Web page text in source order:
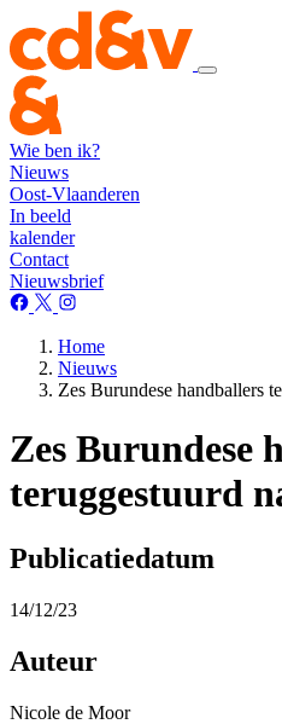
Wie ben ik?
Nieuws
Oost-Vlaanderen
In beeld
kalender
Contact
Nieuwsbrief
Home
Nieuws
Zes Burundese handballers
Zes Burundese
teruggestuurd
Publicatiedatum
14/12/23
Auteur
Nicole de Moor